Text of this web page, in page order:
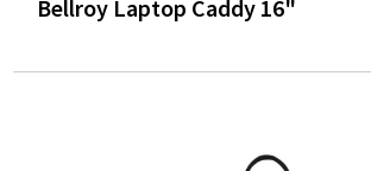
Bellroy Laptop Caddy 16"